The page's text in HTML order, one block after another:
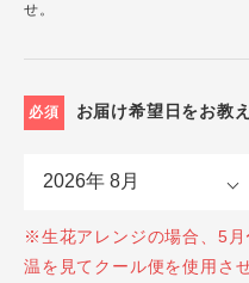
せ。
必須 お届け希望日をお教
※生花アレンジの場合、5
温を見てクール便を使用さ